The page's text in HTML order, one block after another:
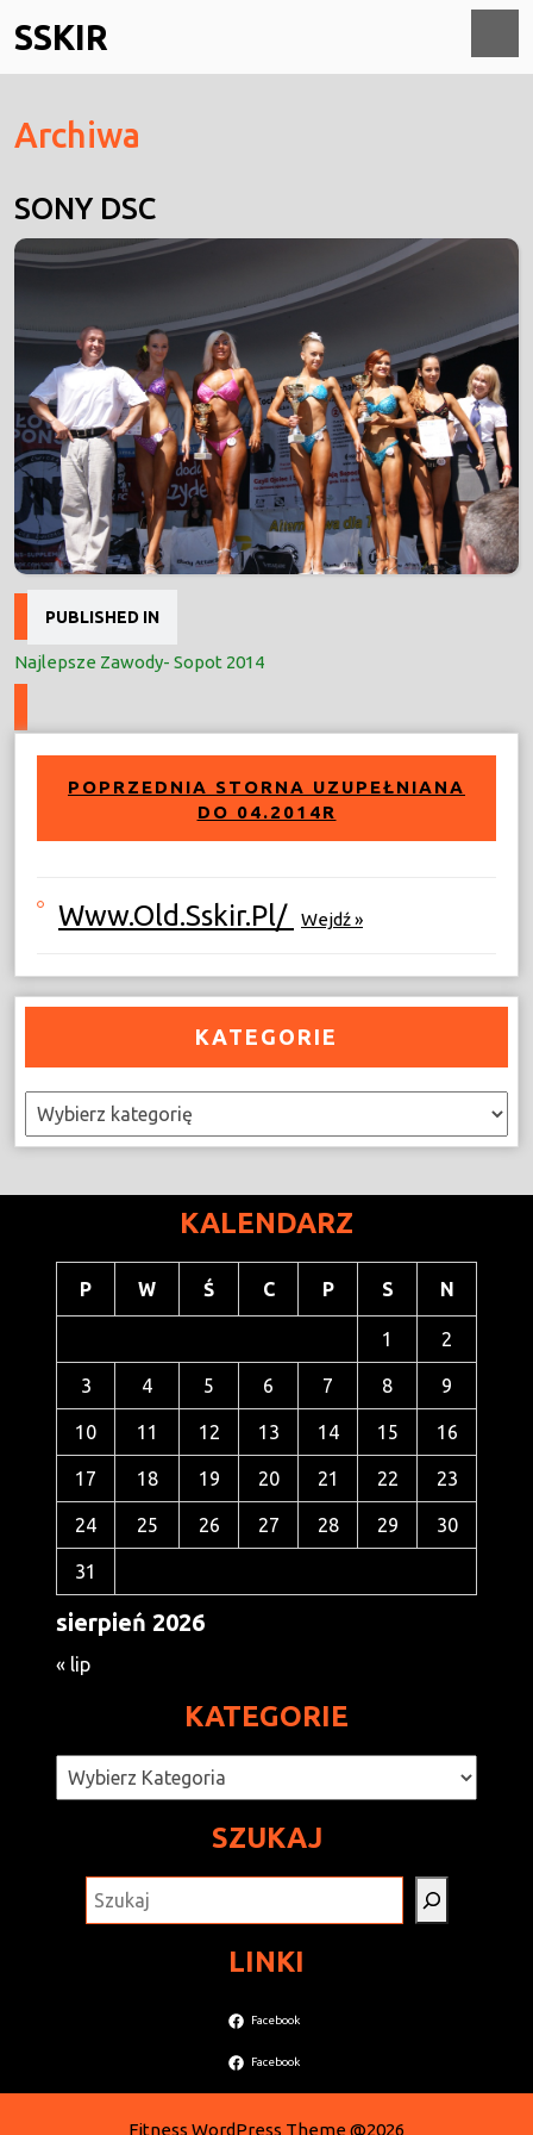
to
content
SSKIR
Archiwa
SONY DSC
Nawigacja
wpisu
PUBLISHED IN
Najlepsze Zawody- Sopot 2014
POPRZEDNIA STORNA UZUPEŁNIANA
DO 04.2014R
Www.old.sskir.pl/ Wejdź »
KATEGORIE
Kategorie
KALENDARZ
sierpień 2026
P W Ś C P S N
1 2
3 4 5 6 7 8 9
10 11 12 13 14 15 16
17 18 19 20 21 22 23
24 25 26 27 28 29 30
31
« lip
KATEGORIE
Kategorie
SZUKAJ
LINKI
Facebook
Facebook
Fitness WordPress Theme@2026